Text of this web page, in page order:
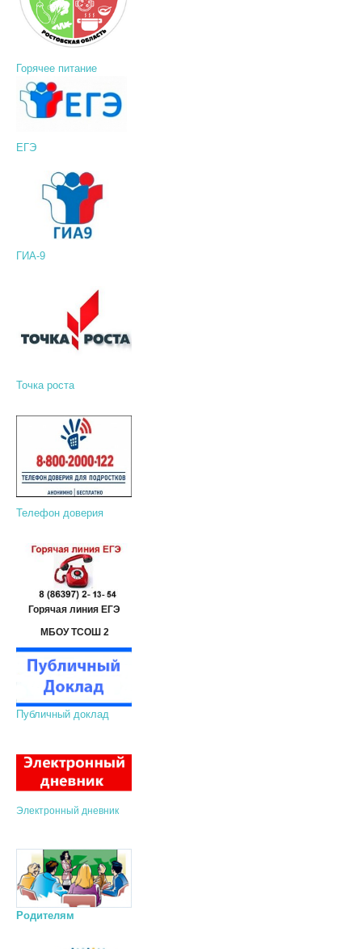
Горячее питание
ЕГЭ
ГИА-9
Точка роста
Телефон доверия
Горячая линия ЕГЭ
МБОУ ТСОШ 2
Публичный доклад
Электронный дневник
Родителям